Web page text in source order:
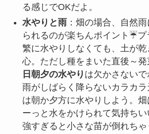
る感じでOKだよ。
水やりと雨：畑の場合、自然
られるのが楽ちんポイント☔
繁に水やりしなくても、土が
心。ただし種をまいた直後～発
日朝夕の水やり は欠かさないで
雨がしばらく降らないカラカラ
は朝か夕方に水やりしよう。
ーっと水をかけられて気持ち
強すぎると小さな苗が倒れちゃ